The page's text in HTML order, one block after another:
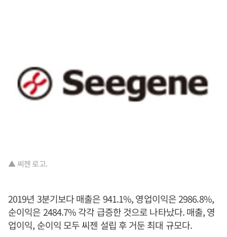
▲ 씨젠 로고.
2019년 3분기보다 매출은 941.1%, 영업이익은 2986.8%,
순이익은 2484.7% 각각 급증한 것으로 나타났다. 매출, 영
업이익, 순이익 모두 씨젠 설립 후 거둔 최대 규모다.